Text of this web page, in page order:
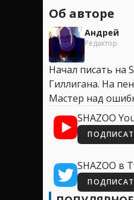
Об авторе
Андрей
Редактор
Начал писать на
Гиллигана. На
Мастер над
SHAZOO
SHAZOO в